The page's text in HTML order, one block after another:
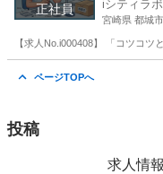
正社員 iシティラ
宮崎県 都城市
【求人No.i000408】 「コツコ
ページTOPへ
投稿
求人情